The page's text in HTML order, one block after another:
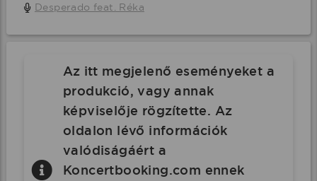
Desperado feat. Réka
Az itt megjelenő eseményeket a
produkció, vagy annak
képviselője rögzítette. Az
oldalon lévő információk
valódiságáért a
Koncertbooking.com ennek